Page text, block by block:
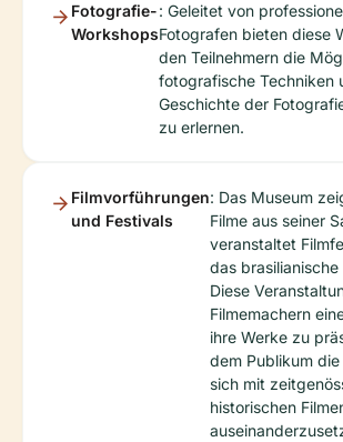
Fotografie-
Workshops
: Geleitet von
Fotografen bieten diese
den Teilnehmern die
fotografische Techniken
Geschichte der
zu erlernen.
Filmvorführungen
und Festivals
: Das Museum
Filme aus seiner
veranstaltet
das brasilianische
Diese
Filmemachern
ihre Werke zu
dem Publikum
sich mit
historischen